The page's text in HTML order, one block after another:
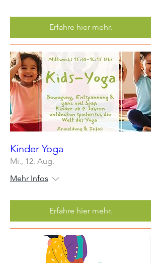
Erfahre hier mehr.
Kinder Yoga
Mi., 12. Aug.
Mehr Infos
Erfahre hier mehr.